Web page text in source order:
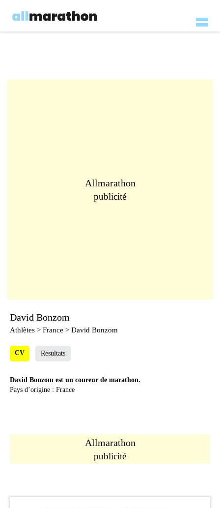
Allmarathon
publicité
David Bonzom
Athlètes > France > David Bonzom
CV Résultats
David Bonzom est un coureur de marathon.
Pays d’origine : France
Allmarathon
publicité